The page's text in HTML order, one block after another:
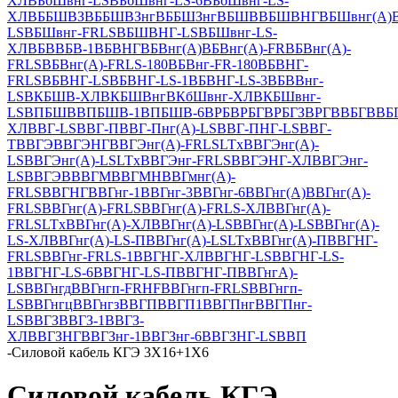
ХЛВББШВЗВББШВЗнгВББШЗнгВБШВВБШВНГВБШвнг(А)
LSВБШвнг-FRLSВБШВНГ-LSВБШвнг-LS-
ХЛВБВВБВ-1ВБВНГВБВнг(А)ВБВнг(А)-FRВБВнг(А)-
FRLSВБВнг(А)-FRLS-180ВБВнг-FR-180ВБВНГ-
FRLSВБВНГ-LSВБВНГ-LS-1ВБВНГ-LS-3ВБВВнг-
LSВКБШВ-ХЛВКБШВнгВКбШвнг-ХЛВКБШвнг-
LSВПБШВВПБШВ-1ВПБШВ-6ВРБВРБГВРБГЗВРГВВБГ
ХЛВВГ-LSВВГ-ПВВГ-Пнг(A)-LSВВГ-ПНГ-LSВВГ-
ТВВГЭВВГЭНГВВГЭнг(А)-FRLSLTxВВГЭнг(A)-
LSВВГЭнг(А)-LSLTxВВГЭнг-FRLSВВГЭНГ-ХЛВВГЭнг-
LSВВГЭВВВГМВВГМНВВГмнг(A)-
FRLSВВГНГВВГнг-1ВВГнг-3ВВГнг-6ВВГнг(А)ВВГнг(A)-
FRLSВВГнг(А)-FRLSВВГнг(А)-FRLS-ХЛВВГнг(А)-
FRLSLTxВВГнг(А)-ХЛВВГнг(A)-LSВВГнг(А)-LSВВГнг(А)-
LS-ХЛВВГнг(А)-LS-ПВВГнг(А)-LSLTxВВГнг(А)-ПВВГНГ-
FRLSВВГнг-FRLS-1ВВГНГ-ХЛВВГНГ-LSВВГНГ-LS-
1ВВГНГ-LS-6ВВГНГ-LS-ПВВГНГ-ПВВГнгА)-
LSВВГнгдВВГнгп-FRHFВВГнгп-FRLSВВГнгп-
LSВВГнгцВВГнгзВВГПВВГП1ВВГПнгВВГПнг-
LSВВГЗВВГЗ-1ВВГЗ-
ХЛВВГЗНГВВГЗнг-1ВВГЗнг-6ВВГЗНГ-LSВВП
-Силовой кабель КГЭ 3Х16+1Х6